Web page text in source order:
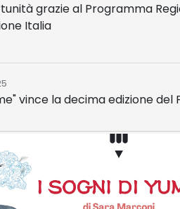
grazie al Programma
Italia
vince la decima edizione del